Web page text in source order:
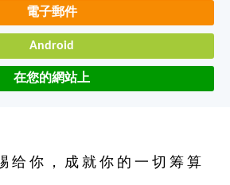
電子郵件
Android
在您的網站上
给 你 ， 成 就 你 的 一 切 筹 算